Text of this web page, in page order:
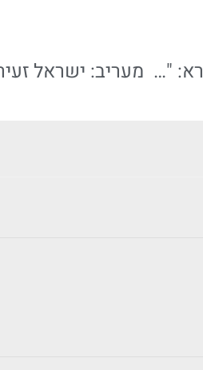
יו"ר חברת באמונה, ישראל זעירא: "מטרתנו לעודד רכישת נכסים בירושלים"